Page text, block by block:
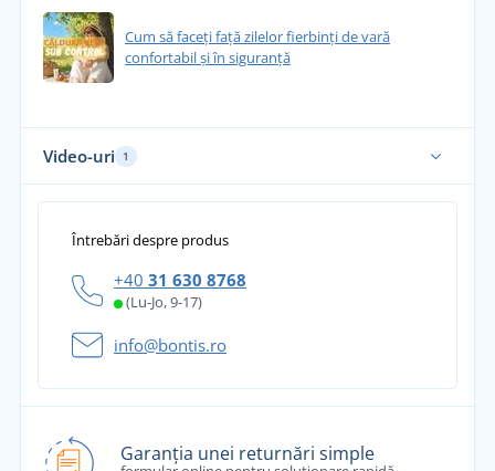
Cum să faceți față zilelor fierbinți de vară
confortabil și în siguranță
Video-uri 1
Întrebări despre produs
+40 31 630 8768
(Lu-Jo, 9-17)
info@bontis.ro
Garanția unei returnări simple